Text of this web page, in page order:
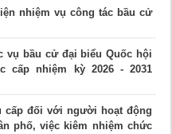
nhiệm vụ công tác bầu cử
vụ bầu cử đại biểu Quốc hội
cấp nhiệm kỳ 2026 - 2031
cấp đối với người hoạt động
phố, việc kiêm nhiệm chức